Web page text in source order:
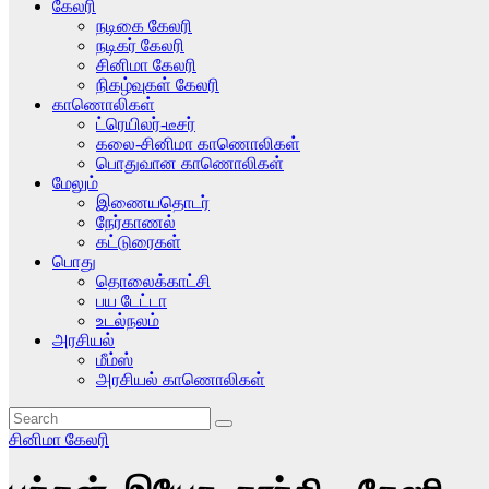
கேலரி
நடிகை கேலரி
நடிகர் கேலரி
சினிமா கேலரி
நிகழ்வுகள் கேலரி
காணொலிகள்
ட்ரெயிலர்-டீசர்
கலை-சினிமா காணொலிகள்
பொதுவான காணொலிகள்
மேலும்
இணையதொடர்
நேர்காணல்
கட்டுரைகள்
பொது
தொலைக்காட்சி
பய டேட்டா
உடல்நலம்
அரசியல்
மீம்ஸ்
அரசியல் காணொலிகள்
சினிமா கேலரி